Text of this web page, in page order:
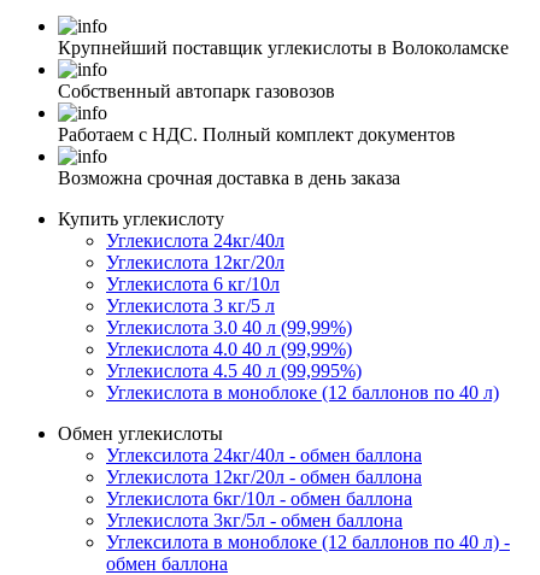
Крупнейший поставщик углекислоты в Волоколамске
Собственный автопарк газовозов
Работаем с НДС. Полный комплект документов
Возможна срочная доставка в день заказа
Купить углекислоту
Углекислота 24кг/40л
Углекислота 12кг/20л
Углекислота 6 кг/10л
Углекислота 3 кг/5 л
Углекислота 3.0 40 л (99,99%)
Углекислота 4.0 40 л (99,99%)
Углекислота 4.5 40 л (99,995%)
Углекислота в моноблоке (12 баллонов по 40 л)
Обмен углекислоты
Углексилота 24кг/40л - обмен баллона
Углекислота 12кг/20л - обмен баллона
Углекислота 6кг/10л - обмен баллона
Углекислота 3кг/5л - обмен баллона
Углексилота в моноблоке (12 баллонов по 40 л) -
обмен баллона